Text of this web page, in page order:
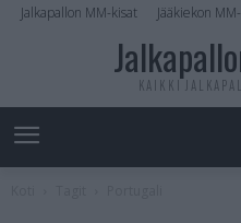
Jalkapallon MM-kisat Jääkiekon
KAIKKI